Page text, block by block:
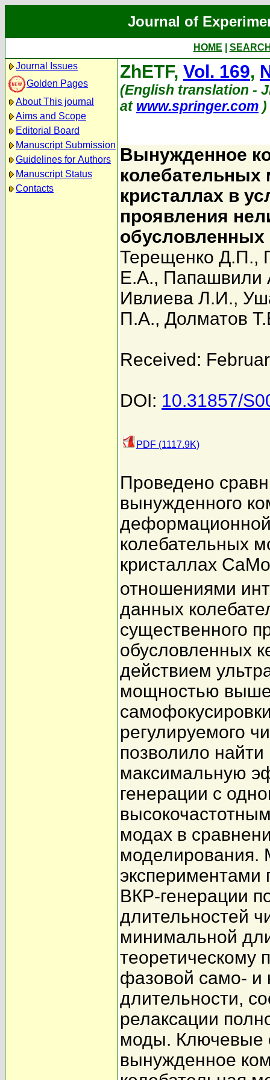
Journal of
HOME
Journal Issues
Golden Pages
About This journal
Aims and Scope
Editorial Board
Manuscript Submission
Guidelines for Authors
Manuscript Status
Contacts
ZhETF, Vol. 169,
(English translation -
at www.springer.com )
Вынужденное
кристаллах в
проявления
обусловленных
Терещенко Д.П.,
Е.А., Папашвили
Ивлиева Л.И.,
П.А., Долматов
Received:
DOI: 10.31857/
PDF (1117.9K)
Проведено
вынужденного
колебательных
кристаллах
отношениями
данных
существенного
обусловленных
действием
мощностью выше
регулируемого
позволило
максимальную
генерации с
модах в
моделирования.
экспериментами
ВКР-генерации
длительностей
минимальной
теоретическому
фазовой само- и
длительности,
релаксации
моды. Ключевые
вынужденное